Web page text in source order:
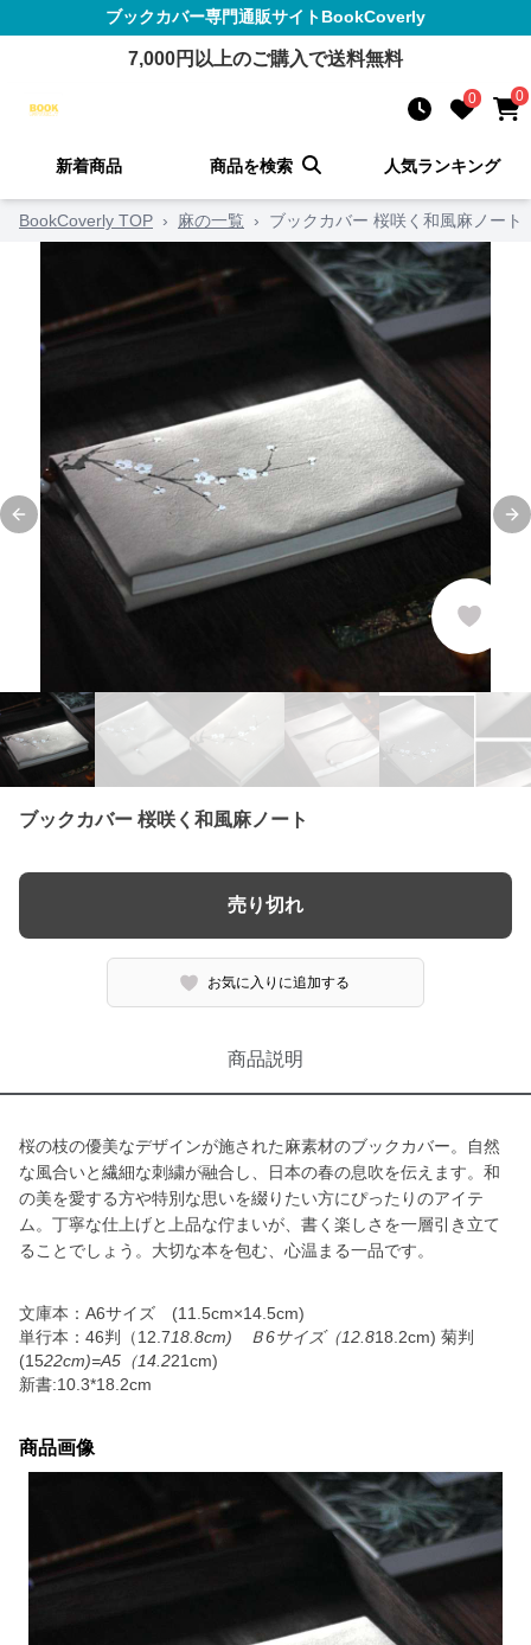
ブックカバー専門通販サイトBookCoverly
7,000円以上のご購入で送料無料
0 0
新着商品 商品を検索 人気ランキング
BookCoverly TOP › 麻の一覧 › ブックカバー 桜咲く和風麻ノート
Previous slide
ブックカバー 桜咲く和風麻ノート
売り切れ
お気に入りに追加する
商品説明
桜の枝の優美なデザインが施された麻素材のブックカバー。自然
な風合いと繊細な刺繍が融合し、日本の春の息吹を伝えます。和
の美を愛する方や特別な思いを綴りたい方にぴったりのアイテ
ム。丁寧な仕上げと上品な佇まいが、書く楽しさを一層引き立て
ることでしょう。大切な本を包む、心温まる一品です。
文庫本：A6サイズ (11.5cm×14.5cm)
単行本：46判（12.718.8cm) Ｂ6サイズ（12.818.2cm) 菊判
(1522cm)=A5（14.221cm)
新書:10.3*18.2cm
商品画像